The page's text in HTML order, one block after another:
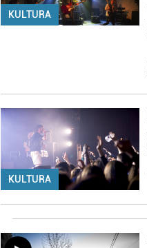
KULTURA
KULTURA